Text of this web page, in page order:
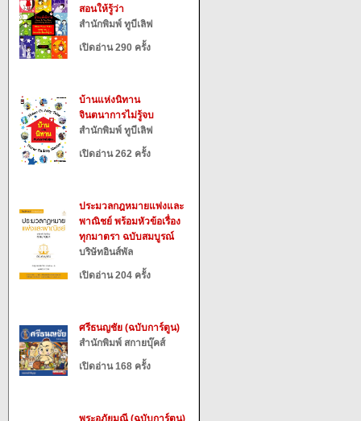
สอนให้รู้ว่า
สำนักพิมพ์ ทูบีเลิฟ
เปิดอ่าน 290 ครั้ง
บ้านแห่งนิทาน
จินตนาการไม่รู้จบ
สำนักพิมพ์ ทูบีเลิฟ
เปิดอ่าน 262 ครั้ง
ประมวลกฎหมายแพ่งและ
พาณิชย์ พร้อมหัวข้อเรื่อง
ทุกมาตรา ฉบับสมบูรณ์
บริษัทอินส์พัล
เปิดอ่าน 204 ครั้ง
ศรีธนญชัย (ฉบับการ์ตูน)
สำนักพิมพ์ สกายบุ๊คส์
เปิดอ่าน 168 ครั้ง
พระอภัยมณี (ฉบับการ์ตูน)